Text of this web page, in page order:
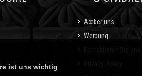
Ãœber uns
Werbung
ist uns wichtig